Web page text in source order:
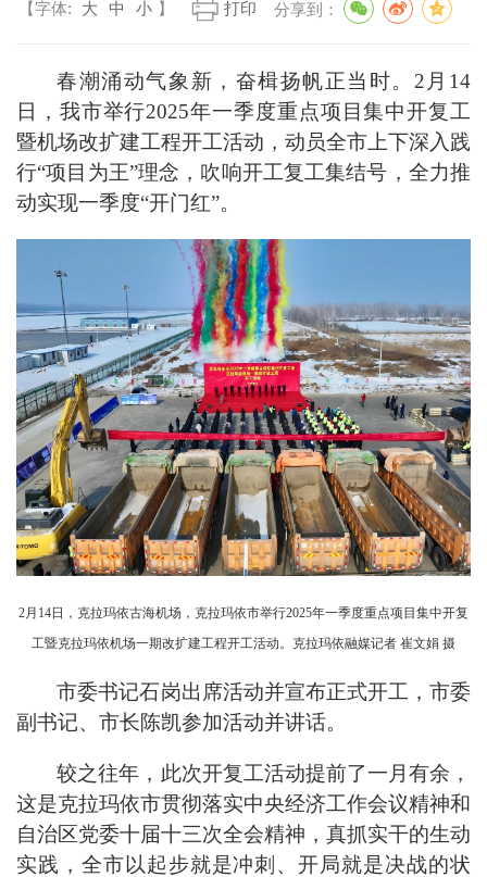
【字体:
大 中 小 】 打印 分享到：
春潮涌动气象新，奋楫扬帆正当时。2月14
日，我市举行2025年一季度重点项目集中开复工
暨机场改扩建工程开工活动，动员全市上下深入践
行“项目为王”理念，吹响开工复工集结号，全力推
动实现一季度“开门红”。
2月14日，克拉玛依古海机场，克拉玛依市举行2025年一季度重点项目集中开复
工暨克拉玛依机场一期改扩建工程开工活动。克拉玛依融媒记者 崔文娟 摄
市委书记石岗出席活动并宣布正式开工，市委
副书记、市长陈凯参加活动并讲话。
较之往年，此次开复工活动提前了一月有余，
这是克拉玛依市贯彻落实中央经济工作会议精神和
自治区党委十届十三次全会精神，真抓实干的生动
实践，全市以起步就是冲刺、开局就是决战的状